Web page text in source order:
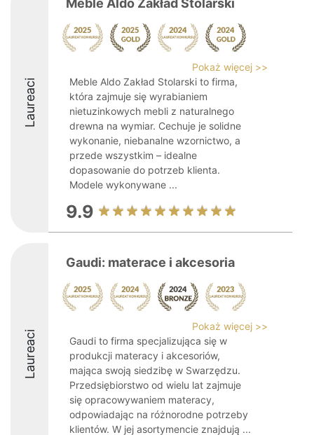
Laureaci
Meble Aldo Zakład Stolarski
Pokaż więcej >>
Meble Aldo Zakład Stolarski to firma,
która zajmuje się wyrabianiem
nietuzinkowych mebli z naturalnego
drewna na wymiar. Cechuje je solidne
wykonanie, niebanalne wzornictwo, a
przede wszystkim – idealne
dopasowanie do potrzeb klienta.
Modele wykonywane ...
9.9
Laureaci
Gaudi: materace i akcesoria
Pokaż więcej >>
Gaudi to firma specjalizująca się w
produkcji materacy i akcesoriów,
mająca swoją siedzibę w Swarzędzu.
Przedsiębiorstwo od wielu lat zajmuje
się opracowywaniem materacy,
odpowiadając na różnorodne potrzeby
klientów. W jej asortymencie znajdują ...